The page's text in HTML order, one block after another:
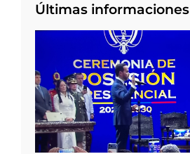
Últimas informaciones